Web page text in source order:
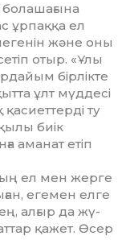
болашағына
ұрпаққа ел
және оны
отыр. «Ұлы
бірлікте
ұлт мүддесі
ту
биік
аманат етіп
ел мен жерге
еге­мен елге
алғыр да жү­
қажет. Өсер